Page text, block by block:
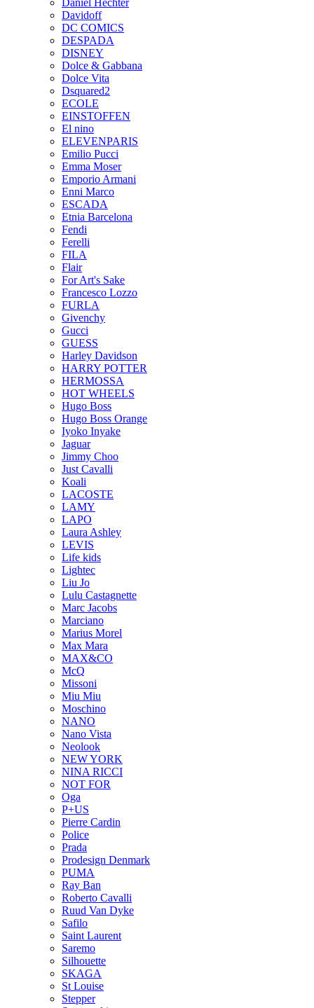
Daniel Hechter
Davidoff
DC COMICS
DESPADA
DISNEY
Dolce & Gabbana
Dolce Vita
Dsquared2
ECOLE
EINSTOFFEN
El nino
ELEVENPARIS
Emilio Pucci
Emma Moser
Emporio Armani
Enni Marco
ESCADA
Etnia Barcelona
Fendi
Ferelli
FILA
Flair
For Art's Sake
Francesco Lozzo
FURLA
Givenchy
Gucci
GUESS
Harley Davidson
HARRY POTTER
HERMOSSA
HOT WHEELS
Hugo Boss
Hugo Boss Orange
Iyoko Inyake
Jaguar
Jimmy Choo
Just Cavalli
Koali
LACOSTE
LAMY
LAPO
Laura Ashley
LEVIS
Life kids
Lightec
Liu Jo
Lulu Castagnette
Marc Jacobs
Marciano
Marius Morel
Max Mara
MAX&CO
McQ
Missoni
Miu Miu
Moschino
NANO
Nano Vista
Neolook
NEW YORK
NINA RICCI
NOT FOR
Oga
P+US
Pierre Cardin
Police
Prada
Prodesign Denmark
PUMA
Ray Ban
Roberto Cavalli
Ruud Van Dyke
Safilo
Saint Laurent
Saremo
Silhouette
SKAGA
St Louise
Stepper